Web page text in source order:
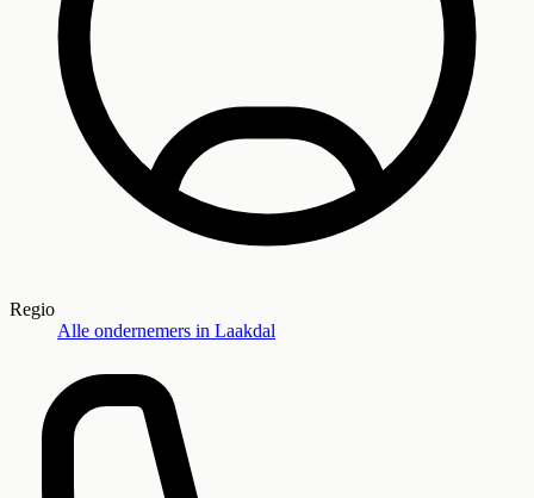
Regio
Alle ondernemers in Laakdal